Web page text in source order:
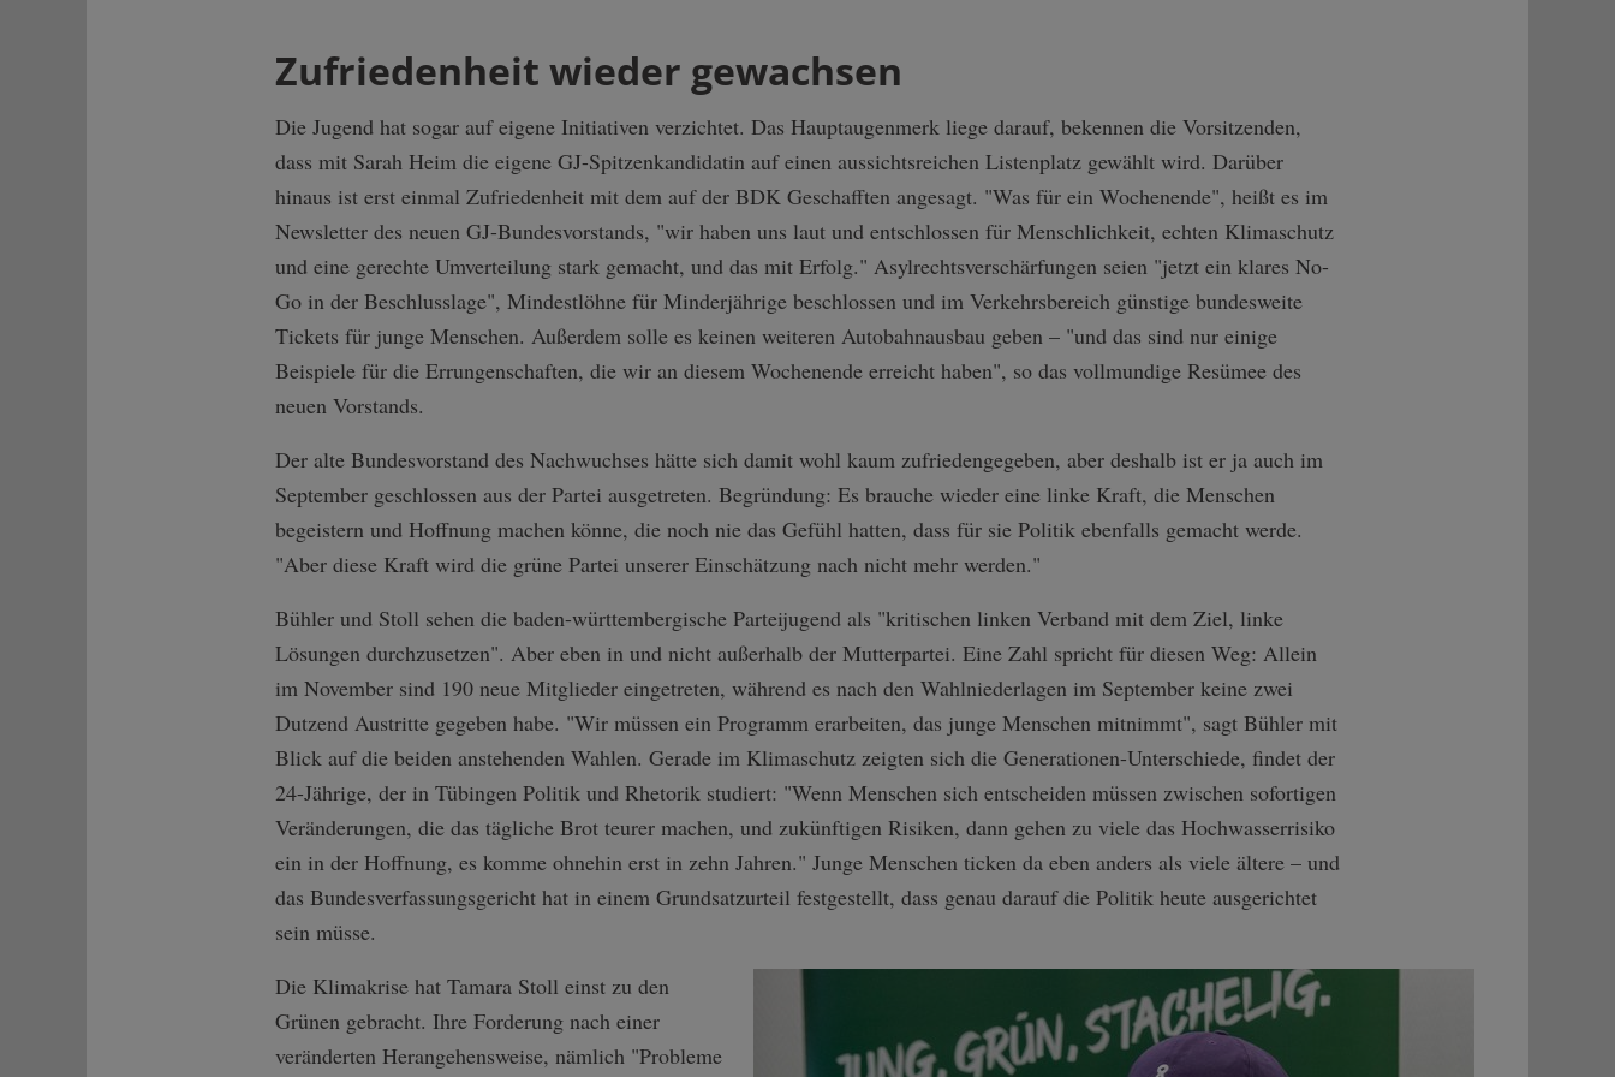
Zufriedenheit wieder gewachsen
Die Jugend hat sogar auf eigene Initiativen verzichtet. Das Hauptaugenmerk liege darauf, bekennen die Vorsitzenden,
dass mit Sarah Heim die eigene GJ-Spitzenkandidatin auf einen aussichtsreichen Listenplatz gewählt wird. Darüber
hinaus ist erst einmal Zufriedenheit mit dem auf der BDK Geschafften angesagt. "Was für ein Wochenende", heißt es im
Newsletter des neuen GJ-Bundesvorstands, "wir haben uns laut und entschlossen für Menschlichkeit, echten Klimaschutz
und eine gerechte Umverteilung stark gemacht, und das mit Erfolg." Asylrechtsverschärfungen seien "jetzt ein klares No-
Go in der Beschlusslage", Mindestlöhne für Minderjährige beschlossen und im Verkehrsbereich günstige bundesweite
Tickets für junge Menschen. Außerdem solle es keinen weiteren Autobahnausbau geben – "und das sind nur einige
Beispiele für die Errungenschaften, die wir an diesem Wochenende erreicht haben", so das vollmundige Resümee des
neuen Vorstands.
Der alte Bundesvorstand des Nachwuchses hätte sich damit wohl kaum zufriedengegeben, aber deshalb ist er ja auch im
September geschlossen aus der Partei ausgetreten. Begründung: Es brauche wieder eine linke Kraft, die Menschen
begeistern und Hoffnung machen könne, die noch nie das Gefühl hatten, dass für sie Politik ebenfalls gemacht werde.
"Aber diese Kraft wird die grüne Partei unserer Einschätzung nach nicht mehr werden."
Bühler und Stoll sehen die baden-württembergische Parteijugend als "kritischen linken Verband mit dem Ziel, linke
Lösungen durchzusetzen". Aber eben in und nicht außerhalb der Mutterpartei. Eine Zahl spricht für diesen Weg: Allein
im November sind 190 neue Mitglieder eingetreten, während es nach den Wahlniederlagen im September keine zwei
Dutzend Austritte gegeben habe. "Wir müssen ein Programm erarbeiten, das junge Menschen mitnimmt", sagt Bühler mit
Blick auf die beiden anstehenden Wahlen. Gerade im Klimaschutz zeigten sich die Generationen-Unterschiede, findet der
24-Jährige, der in Tübingen Politik und Rhetorik studiert: "Wenn Menschen sich entscheiden müssen zwischen sofortigen
Veränderungen, die das tägliche Brot teurer machen, und zukünftigen Risiken, dann gehen zu viele das Hochwasserrisiko
ein in der Hoffnung, es komme ohnehin erst in zehn Jahren." Junge Menschen ticken da eben anders als viele ältere – und
das Bundesverfassungsgericht hat in einem Grundsatzurteil festgestellt, dass genau darauf die Politik heute ausgerichtet
sein müsse.
Die Klimakrise hat Tamara Stoll einst zu den
Grünen gebracht. Ihre Forderung nach einer
veränderten Herangehensweise, nämlich "Probleme